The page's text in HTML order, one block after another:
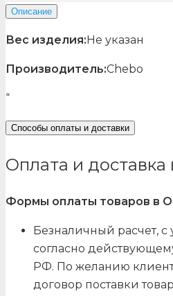
Описание
Вес изделия:Не указан
Производитель:Chebo
“
Способы оплаты и доставки
Оплата и доставка
Формы оплаты товаров в
Безналичный расчет, с
согласно
РФ. По желанию
договор поставки